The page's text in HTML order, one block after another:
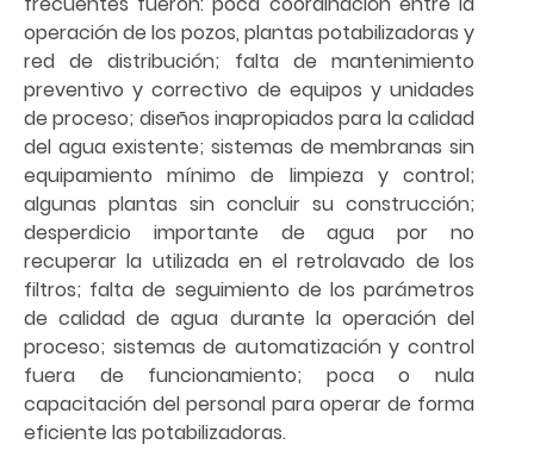
operación de los pozos, plantas potabilizadoras y
red de distribución; falta de mantenimiento
preventivo y correctivo de equipos y unidades
de proceso; diseños inapropiados para la calidad
del agua existente; sistemas de membranas sin
equipamiento mínimo de limpieza y control;
algunas plantas sin concluir su construcción;
desperdicio importante de agua por no
recuperar la utilizada en el retrolavado de los
filtros; falta de seguimiento de los parámetros
de calidad de agua durante la operación del
proceso; sistemas de automatización y control
fuera de funcionamiento; poca o nula
capacitación del personal para operar de forma
eficiente las potabilizadoras.